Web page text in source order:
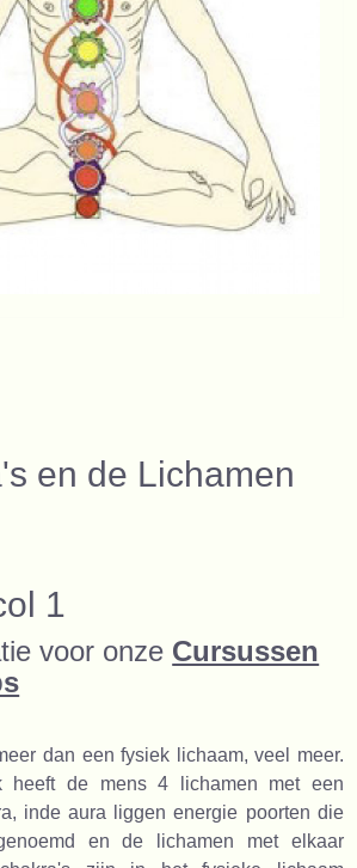
en de Lichamen
voor onze Cursussen
dan een fysiek lichaam, veel meer.
heeft de mens 4 lichamen met een
inde aura liggen energie poorten die
en de lichamen met elkaar